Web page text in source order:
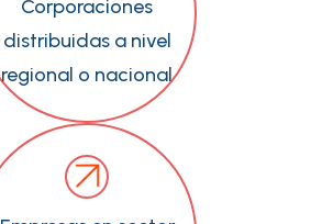
Corporaciones
distribuidas a nivel
regional o nacional